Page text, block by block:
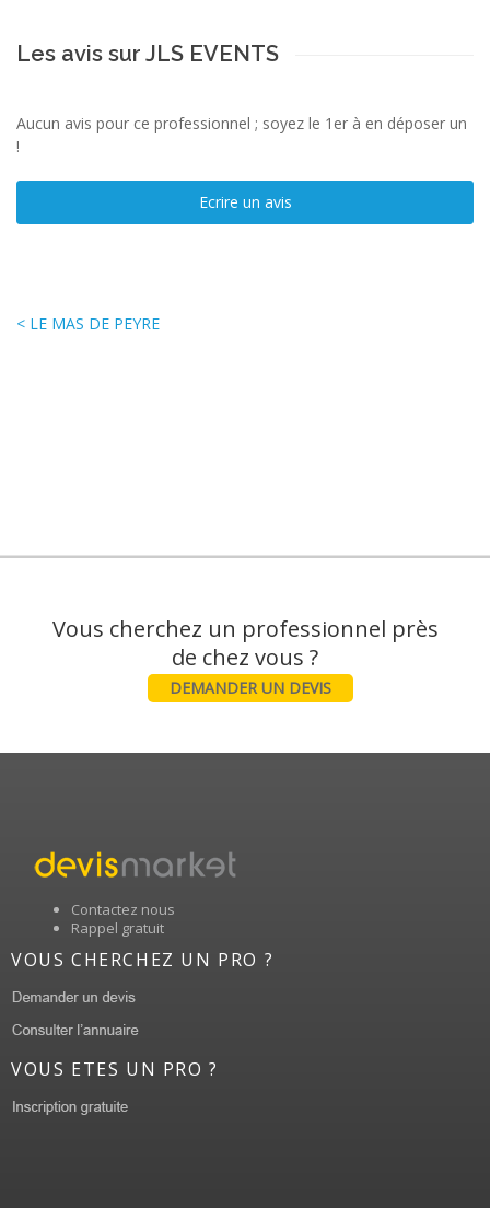
Les avis sur JLS EVENTS
Aucun avis pour ce professionnel ; soyez le 1er à en déposer un
!
Ecrire un avis
< LE MAS DE PEYRE
Vous cherchez un professionnel près
DEMANDER UN DEVIS
Contactez nous
Rappel gratuit
VOUS CHERCHEZ UN PRO ?
VOUS ETES UN PRO ?